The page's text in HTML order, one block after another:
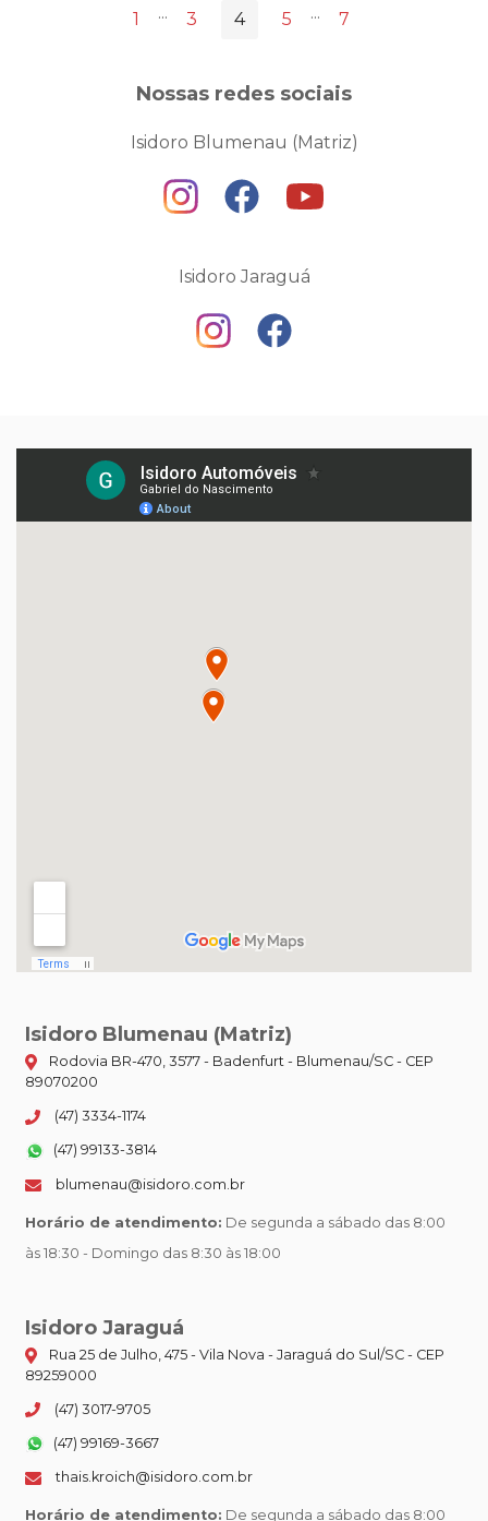
1 ... 3 4 5 ... 7
Nossas redes sociais
Isidoro Blumenau (Matriz)
Isidoro Jaraguá
Isidoro Blumenau (Matriz)
Rodovia BR-470, 3577 - Badenfurt - Blumenau/SC - CEP
89070200
(47) 3334-1174
(47) 99133-3814
blumenau@isidoro.com.br
Horário de atendimento: De segunda a sábado das 8:00
às 18:30 - Domingo das 8:30 às 18:00
Isidoro Jaraguá
Rua 25 de Julho, 475 - Vila Nova - Jaraguá do Sul/SC - CEP
89259000
(47) 3017-9705
(47) 99169-3667
thais.kroich@isidoro.com.br
Horário de atendimento: De segunda a sábado das 8:00